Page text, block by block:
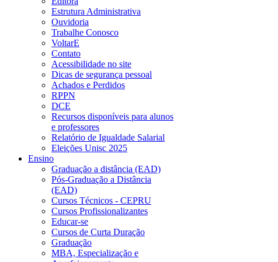
Estrutura Administrativa
Ouvidoria
Trabalhe Conosco
VoltarE
Contato
Acessibilidade no site
Dicas de segurança pessoal
Achados e Perdidos
RPPN
DCE
Recursos disponíveis para alunos
e professores
Relatório de Igualdade Salarial
Eleições Unisc 2025
Ensino
Graduação a distância (EAD)
Pós-Graduação a Distância
(EAD)
Cursos Técnicos - CEPRU
Cursos Profissionalizantes
Educar-se
Cursos de Curta Duração
Graduação
MBA, Especialização e